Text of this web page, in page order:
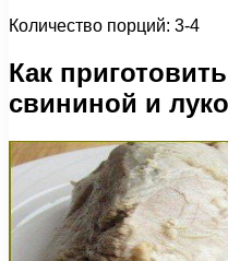
Количество порций: 3-4
Как
свининой и